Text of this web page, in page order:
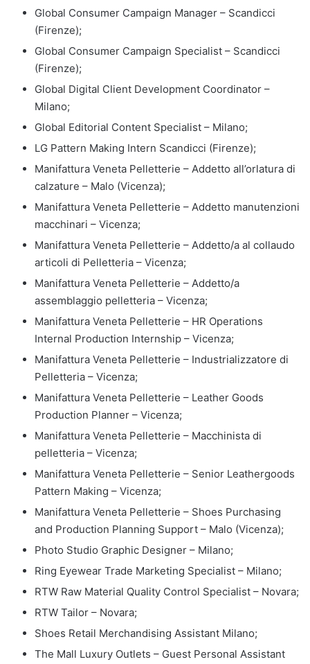
Global Consumer Campaign Manager – Scandicci
(Firenze);
Global Consumer Campaign Specialist – Scandicci
(Firenze);
Global Digital Client Development Coordinator –
Milano;
Global Editorial Content Specialist – Milano;
LG Pattern Making Intern Scandicci (Firenze);
Manifattura Veneta Pelletterie – Addetto all’orlatura di
calzature – Malo (Vicenza);
Manifattura Veneta Pelletterie – Addetto manutenzioni
macchinari – Vicenza;
Manifattura Veneta Pelletterie – Addetto/a al collaudo
articoli di Pelletteria – Vicenza;
Manifattura Veneta Pelletterie – Addetto/a
assemblaggio pelletteria – Vicenza;
Manifattura Veneta Pelletterie – HR Operations
Internal Production Internship – Vicenza;
Manifattura Veneta Pelletterie – Industrializzatore di
Pelletteria – Vicenza;
Manifattura Veneta Pelletterie – Leather Goods
Production Planner – Vicenza;
Manifattura Veneta Pelletterie – Macchinista di
pelletteria – Vicenza;
Manifattura Veneta Pelletterie – Senior Leathergoods
Pattern Making – Vicenza;
Manifattura Veneta Pelletterie – Shoes Purchasing
and Production Planning Support – Malo (Vicenza);
Photo Studio Graphic Designer – Milano;
Ring Eyewear Trade Marketing Specialist – Milano;
RTW Raw Material Quality Control Specialist – Novara;
RTW Tailor – Novara;
Shoes Retail Merchandising Assistant Milano;
The Mall Luxury Outlets – Guest Personal Assistant